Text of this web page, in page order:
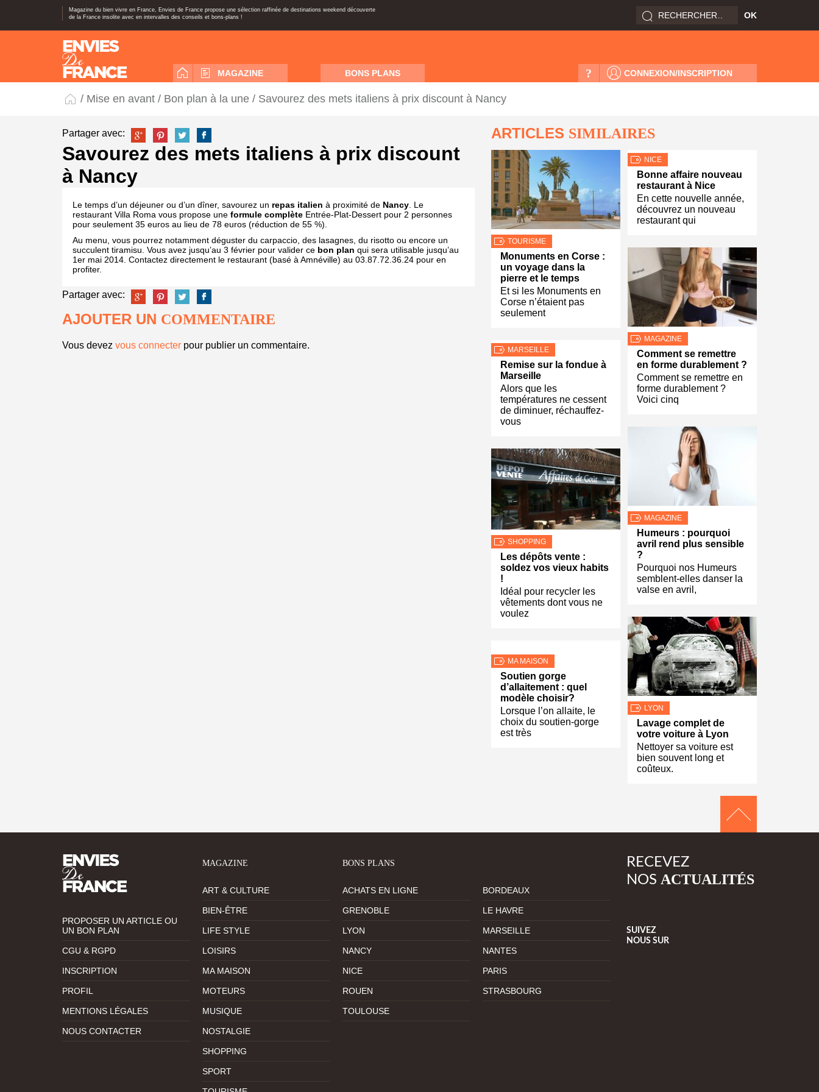
Magazine du bien vivre en France, Envies de France propose une sélection raffinée de destinations weekend découverte
de la France insolite avec en intervalles des conseils et bons-plans !
MAGAZINE BONS PLANS CONNEXION/INSCRIPTION
?
/ Mise en avant / Bon plan à la une / Savourez des mets italiens à prix discount à Nancy
Partager avec:
Savourez des mets italiens à prix discount
à Nancy
Le temps d’un déjeuner ou d’un dîner, savourez un repas italien à proximité de Nancy . Le
restaurant Villa Roma vous propose une formule complète Entrée-Plat-Dessert pour 2 personnes
pour seulement 35 euros au lieu de 78 euros (réduction de 55 %).
Au menu, vous pourrez notamment déguster du carpaccio, des lasagnes, du risotto ou encore un
succulent tiramisu. Vous avez jusqu’au 3 février pour valider ce bon plan qui sera utilisable jusqu’au
1er mai 2014. Contactez directement le restaurant (basé à Amnéville) au 03.87.72.36.24 pour en
profiter.
Partager avec:
AJOUTER UN COMMENTAIRE
Vous devez vous connecter pour publier un commentaire.
ARTICLES SIMILAIRES
TOURISME
Monuments en Corse :
un voyage dans la
pierre et le temps
Et si les Monuments en
Corse n’étaient pas
seulement
MARSEILLE
Remise sur la fondue à
Marseille
Alors que les
températures ne cessent
de diminuer, réchauffez-
vous
SHOPPING
Les dépôts vente :
soldez vos vieux habits
!
Idéal pour recycler les
vêtements dont vous ne
voulez
MA MAISON
Soutien gorge
d’allaitement : quel
modèle choisir?
Lorsque l’on allaite, le
choix du soutien-gorge
est très
NICE
Bonne affaire nouveau
restaurant à Nice
En cette nouvelle année,
découvrez un nouveau
restaurant qui
MAGAZINE
Comment se remettre
en forme durablement ?
Comment se remettre en
forme durablement ?
Voici cinq
MAGAZINE
Humeurs : pourquoi
avril rend plus sensible
?
Pourquoi nos Humeurs
semblent-elles danser la
valse en avril,
LYON
Lavage complet de
votre voiture à Lyon
Nettoyer sa voiture est
bien souvent long et
coûteux.
PROPOSER UN ARTICLE OU
UN BON PLAN
CGU & RGPD
INSCRIPTION
PROFIL
MENTIONS LÉGALES
NOUS CONTACTER
MAGAZINE
ART & CULTURE
BIEN-ÊTRE
LIFE STYLE
LOISIRS
MA MAISON
MOTEURS
MUSIQUE
NOSTALGIE
SHOPPING
SPORT
BONS PLANS
ACHATS EN LIGNE BORDEAUX
GRENOBLE LE HAVRE
LYON MARSEILLE
NANCY NANTES
NICE PARIS
ROUEN STRASBOURG
TOULOUSE
RECEVEZ
NOS ACTUALITÉS
SUIVEZ
NOUS SUR